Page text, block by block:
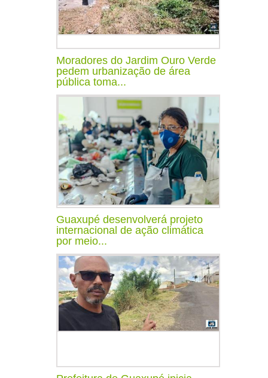
Moradores do Jardim Ouro Verde
pedem urbanização de área
pública toma...
Guaxupé desenvolverá projeto
internacional de ação climática
por meio...